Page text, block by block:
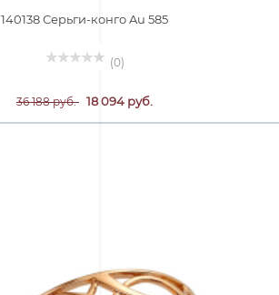
140138 Серьги-конго Au 585
(0)
36 188 руб. 18 094 руб.